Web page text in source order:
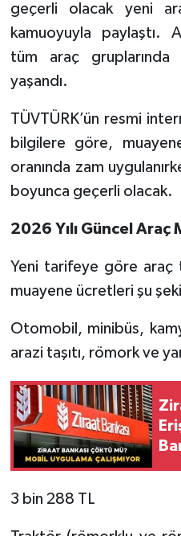
geçerli olacak yeni
kamuoyuyla paylaştı.
tüm araç gruplarında
yaşandı.
TÜVTÜRK’ün resmi
bilgilere göre,
oranında zam
boyunca geçerli olacak.
2026 Yılı Güncel
Yeni tarifeye göre araç
muayene ücretleri şu
Otomobil, minibüs,
arazi taşıtı, römork ve
3 bin 288 TL